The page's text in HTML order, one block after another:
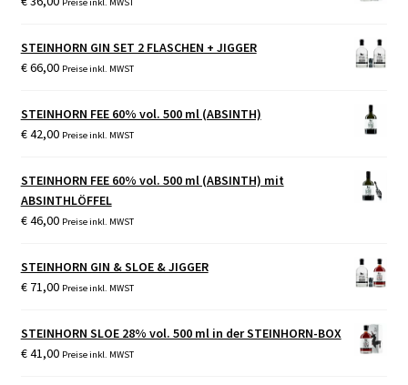
STEINHORN GIN SET 2 FLASCHEN + JIGGER
€66,00 Preise inkl. MWST
STEINHORN FEE 60% vol. 500 ml (ABSINTH)
€42,00 Preise inkl. MWST
STEINHORN FEE 60% vol. 500 ml (ABSINTH) mit
ABSINTHLÖFFEL
€46,00 Preise inkl. MWST
STEINHORN GIN & SLOE & JIGGER
€71,00 Preise inkl. MWST
STEINHORN SLOE 28% vol. 500 ml in der STEINHORN-BOX
€41,00 Preise inkl. MWST